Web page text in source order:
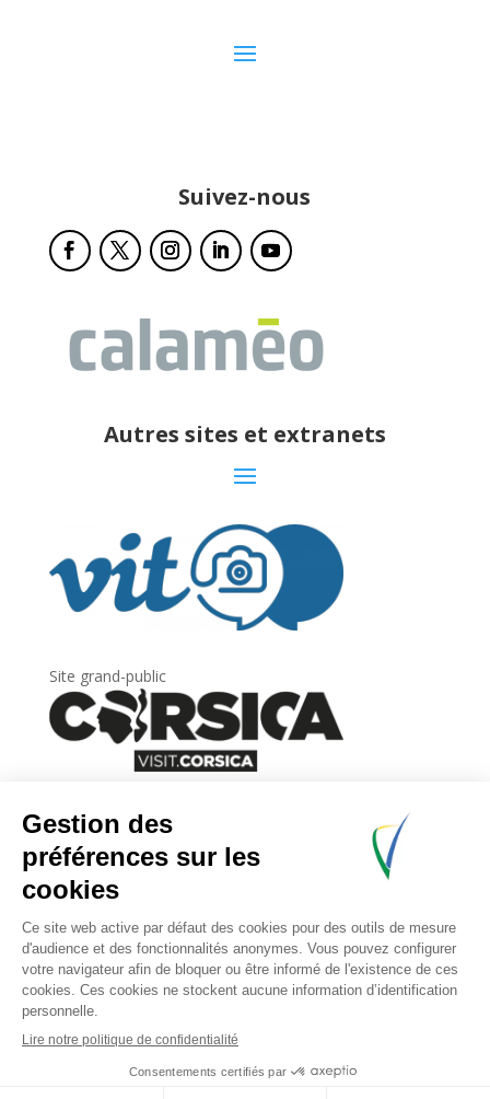
Suivez-nous
Autres sites et extranets
Site grand-public
Newsletter
Inscrivez-vous àla lettre d’information
l’Agence du tourisme de la Corse.